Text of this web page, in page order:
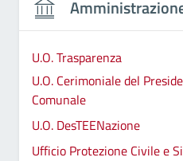
U.O. Trasparenza
U.O. Cerimoniale del
Comunale
U.O. DesTEENazione
Ufficio Protezione Civile e